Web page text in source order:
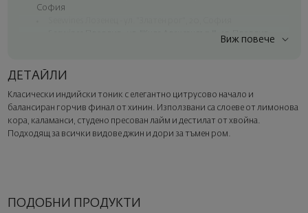
София
Seewines Пловдив - ул. "Княз Александър I", 45, Пловдив
Куриер на Seewines до адрес в рамките на град София
Изненадайте със стил
Добавете луксозна подаръчна опаковка и персонализирана
картичка с ваше пожелание. Изберете тази опция в
Виж повече
ДЕТАЙЛИ
Класически индийски тоник с елегантно цитрусово начало и
балансиран горчив финал от хинин. Използвани са слоеве от лимонова
кора, каламанси, студено пресован лайм и дестилат от хвойна.
Подходящ за всички видове джин и дори за тъмен ром.
ПОДОБНИ ПРОДУКТИ